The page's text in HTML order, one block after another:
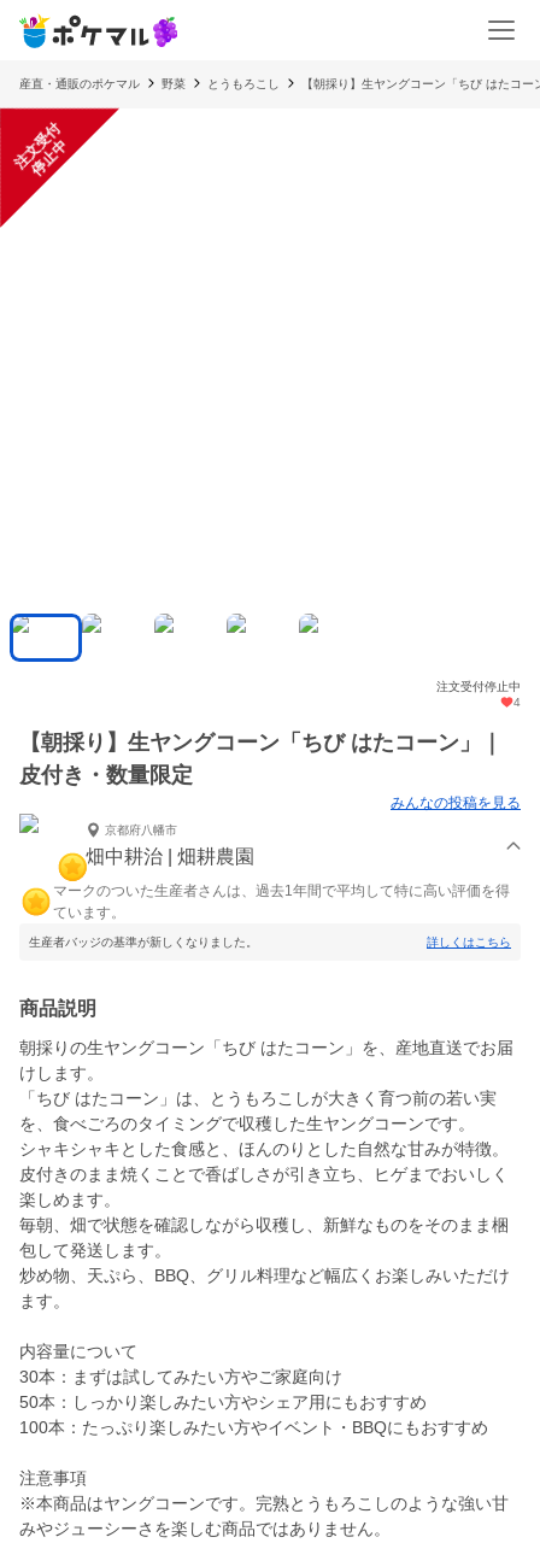
産直・通販のポケマル 野菜 とうもろこし 【朝採り】生ヤングコーン「ちび はたコ
注
文
受
付
停
止
中
注文受付停止中
4
【朝採り】生ヤングコーン「ちび はたコーン」｜
皮付き・数量限定
みんなの投稿を見る
京都府八幡市
畑中耕治 | 畑耕農園
マークのついた生産者さんは、過去1年間で平均して特に高い評価を得
ています。
生産者バッジの基準が新しくなりました。 詳しくはこちら
商品説明
朝採りの生ヤングコーン「ちび はたコーン」を、産地直送でお届
けします。
「ちび はたコーン」は、とうもろこしが大きく育つ前の若い実
を、食べごろのタイミングで収穫した生ヤングコーンです。
シャキシャキとした食感と、ほんのりとした自然な甘みが特徴。
皮付きのまま焼くことで香ばしさが引き立ち、ヒゲまでおいしく
楽しめます。
毎朝、畑で状態を確認しながら収穫し、新鮮なものをそのまま梱
包して発送します。
炒め物、天ぷら、BBQ、グリル料理など幅広くお楽しみいただけ
ます。
内容量について
30本：まずは試してみたい方やご家庭向け
50本：しっかり楽しみたい方やシェア用にもおすすめ
100本：たっぷり楽しみたい方やイベント・BBQにもおすすめ
注意事項
※本商品はヤングコーンです。完熟とうもろこしのような強い甘
みやジューシーさを楽しむ商品ではありません。